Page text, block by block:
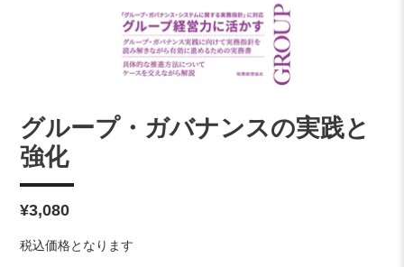
グループ・ガバナンスの実践と
強化
通
価
¥3,080
税込価格となります